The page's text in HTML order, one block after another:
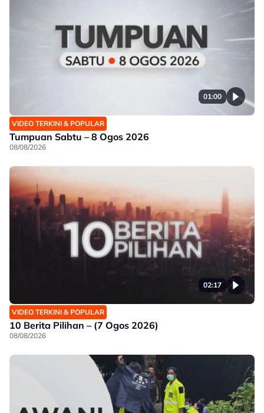
01:00
VIDEO TERKINI & POPULAR
Tumpuan Sabtu – 8 Ogos 2026
08/08/2026
02:17
VIDEO TERKINI & POPULAR
10 Berita Pilihan – (7 Ogos 2026)
08/08/2026